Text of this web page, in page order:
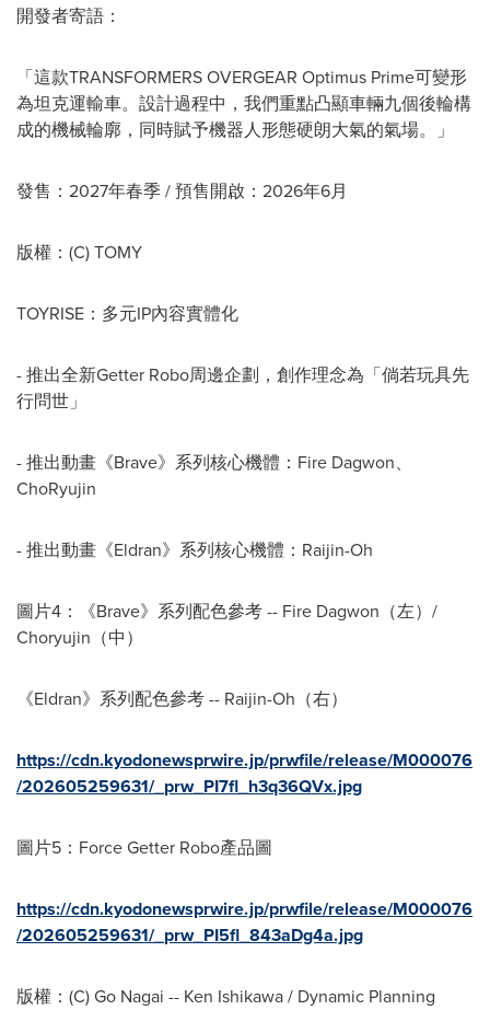
開發者寄語：
「這款TRANSFORMERS OVERGEAR Optimus Prime可變形
為坦克運輸車。設計過程中，我們重點凸顯車輛九個後輪構
成的機械輪廓，同時賦予機器人形態硬朗大氣的氣場。」
發售：2027年春季 / 預售開啟：2026年6月
版權：(C) TOMY
TOYRISE：多元IP內容實體化
- 推出全新Getter Robo周邊企劃，創作理念為「倘若玩具先
行問世」
- 推出動畫《Brave》系列核心機體：Fire Dagwon、
ChoRyujin
- 推出動畫《Eldran》系列核心機體：Raijin-Oh
圖片4：《Brave》系列配色參考 -- Fire Dagwon（左）/
Choryujin（中）
《Eldran》系列配色參考 -- Raijin-Oh（右）
https://cdn.kyodonewsprwire.jp/prwfile/release/M000076
/202605259631/_prw_PI7fl_h3q36QVx.jpg
圖片5：Force Getter Robo產品圖
https://cdn.kyodonewsprwire.jp/prwfile/release/M000076
/202605259631/_prw_PI5fl_843aDg4a.jpg
版權：(C) Go Nagai -- Ken Ishikawa / Dynamic Planning